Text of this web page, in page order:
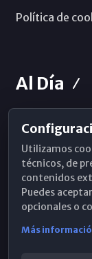
Política de
Al Día
Horarios de
Hemeroteca
WhatsApp
Utilizamos
técnicos, de
contenidos
Puedes
opcionales o
Más